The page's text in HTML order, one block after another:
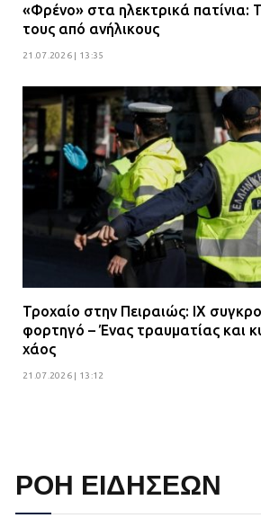
«Φρένο» στα ηλεκτρικά πατίνια:
τους από ανήλικους
21.07.2026 | 13:35
Τροχαίο στην Πειραιώς: ΙΧ
φορτηγό – Ένας τραυματίας και
χάος
21.07.2026 | 13:12
ΡΟΗ ΕΙΔΗΣΕΩΝ